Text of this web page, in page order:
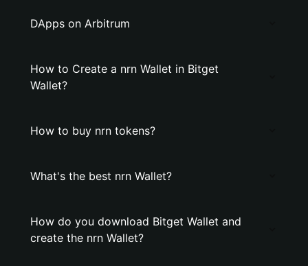
DApps on Arbitrum
How to Create a nrn Wallet in Bitget
Wallet?
How to buy nrn tokens?
What's the best nrn Wallet?
How do you download Bitget Wallet and
create the nrn Wallet?